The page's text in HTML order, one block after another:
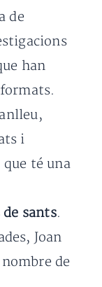
de
han
i
té una
sants.
Joan
de